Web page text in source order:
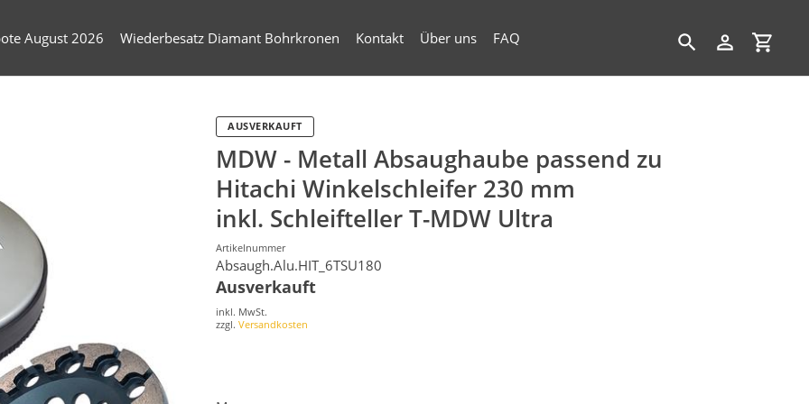
August 2026 Wiederbesatz Diamant Bohrkronen Kontakt Über uns FAQ
SuchenEinloggen
AUSVERKAUFT
MDW - Metall Absaughaube passend zu
Hitachi Winkelschleifer 230 mm
inkl. Schleifteller T-MDW Ultra
Artikelnummer
Absaugh.Alu.HIT_6TSU180
Ausverkauft
inkl. MwSt.
zzgl. Versandkosten